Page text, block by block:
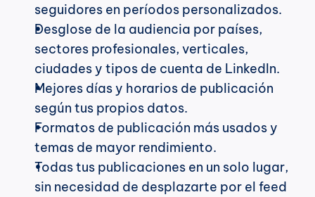
seguidores en períodos personalizados.
Desglose de la audiencia por países,
sectores profesionales, verticales,
ciudades y tipos de cuenta de LinkedIn.
Mejores días y horarios de publicación
según tus propios datos.
Formatos de publicación más usados y
temas de mayor rendimiento.
Todas tus publicaciones en un solo lugar,
sin necesidad de desplazarte por el feed